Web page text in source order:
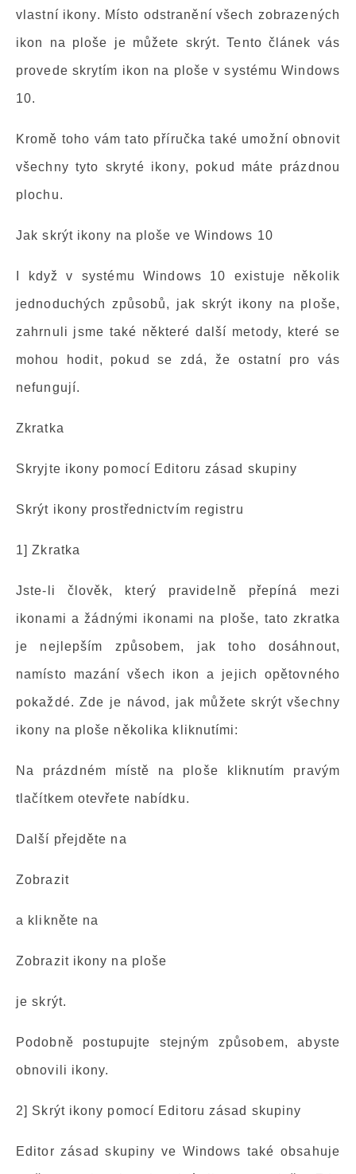
vlastní ikony. Místo odstranění všech zobrazených
ikon na ploše je můžete skrýt. Tento článek vás
provede skrytím ikon na ploše v systému Windows
10.
Kromě toho vám tato příručka také umožní obnovit
všechny tyto skryté ikony, pokud máte prázdnou
plochu.
Jak skrýt ikony na ploše ve Windows 10
I když v systému Windows 10 existuje několik
jednoduchých způsobů, jak skrýt ikony na ploše,
zahrnuli jsme také některé další metody, které se
mohou hodit, pokud se zdá, že ostatní pro vás
nefungují.
Zkratka
Skryjte ikony pomocí Editoru zásad skupiny
Skrýt ikony prostřednictvím registru
1] Zkratka
Jste-li člověk, který pravidelně přepíná mezi
ikonami a žádnými ikonami na ploše, tato zkratka
je nejlepším způsobem, jak toho dosáhnout,
namísto mazání všech ikon a jejich opětovného
pokaždé. Zde je návod, jak můžete skrýt všechny
ikony na ploše několika kliknutími:
Na prázdném místě na ploše kliknutím pravým
tlačítkem otevřete nabídku.
Další přejděte na
Zobrazit
a klikněte na
Zobrazit ikony na ploše
je skrýt.
Podobně postupujte stejným způsobem, abyste
obnovili ikony.
2] Skrýt ikony pomocí Editoru zásad skupiny
Editor zásad skupiny ve Windows také obsahuje